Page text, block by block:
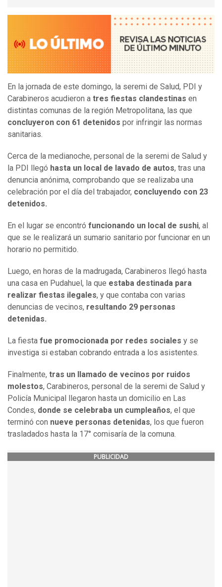
En la jornada de este domingo, la seremi de Salud, PDI y
Carabineros acudieron a tres fiestas clandestinas en
distintas comunas de la región Metropolitana, las que
concluyeron con 61 detenidos por infringir las normas
sanitarias.
Cerca de la medianoche, personal de la seremi de Salud y
la PDI llegó hasta un local de lavado de autos, tras una
denuncia anónima, comprobando que se realizaba una
celebración por el día del trabajador, concluyendo con 23
detenidos.
En el lugar se encontró funcionando un local de sushi, al
que se le realizará un sumario sanitario por funcionar en un
horario no permitido.
Luego, en horas de la madrugada, Carabineros llegó hasta
una casa en Pudahuel, la que estaba destinada para
realizar fiestas ilegales, y que contaba con varias
denuncias de vecinos, resultando 29 personas
detenidas.
La fiesta fue promocionada por redes sociales y se
investiga si estaban cobrando entrada a los asistentes.
Finalmente, tras un llamado de vecinos por ruidos
molestos, Carabineros, personal de la seremi de Salud y
Policía Municipal llegaron hasta un domicilio en Las
Condes, donde se celebraba un cumpleaños, el que
terminó con nueve personas detenidas, los que fueron
trasladados hasta la 17° comisaría de la comuna.
PUBLICIDAD